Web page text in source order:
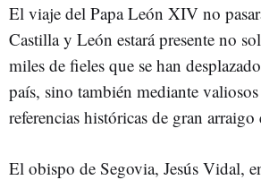
El viaje del Papa León XIV no
Castilla y León estará presente no
miles de fieles que se han
país, sino también mediante
referencias históricas de gran
El obispo de Segovia, Jesús Vidal,